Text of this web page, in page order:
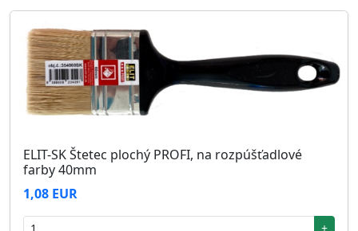
ELIT-SK Štetec plochý PROFI, na rozpúšťadlové
farby 40mm
1,08 EUR